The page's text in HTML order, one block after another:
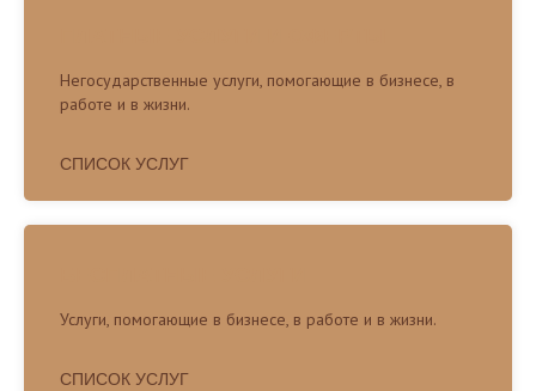
Негосударственные услуги, помогающие в бизнесе, в
работе и в жизни.
СПИСОК УСЛУГ
Услуги, помогающие в бизнесе, в работе и в жизни.
СПИСОК УСЛУГ